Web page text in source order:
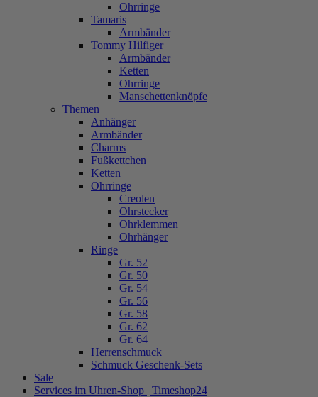
Ohrringe
Tamaris
Armbänder
Tommy Hilfiger
Armbänder
Ketten
Ohrringe
Manschettenknöpfe
Themen
Anhänger
Armbänder
Charms
Fußkettchen
Ketten
Ohrringe
Creolen
Ohrstecker
Ohrklemmen
Ohrhänger
Ringe
Gr. 52
Gr. 50
Gr. 54
Gr. 56
Gr. 58
Gr. 62
Gr. 64
Herrenschmuck
Schmuck Geschenk-Sets
Sale
Services im Uhren-Shop | Timeshop24